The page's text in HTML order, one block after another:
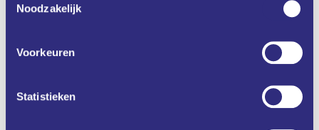
Noodzakelijk
Voorkeuren
Statistieken